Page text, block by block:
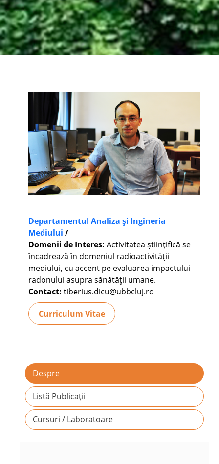
Departamentul Analiza și Ingineria
Mediului /
Domenii de Interes:Activitatea ştiinţifică se
încadrează în domeniul radioactivităţii
mediului, cu accent pe evaluarea impactului
radonului asupra sănătăţii umane.
Contact:tiberius.dicu@ubbcluj.ro
Curriculum Vitae
Despre
Listă Publicații
Cursuri / Laboratoare